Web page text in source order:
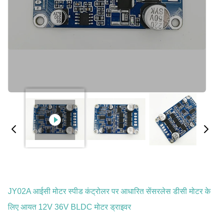
JY02A आईसी मोटर स्पीड कंट्रोलर पर आधारित सेंसरलेस डीसी मोटर के
लिए आयत 12V 36V BLDC मोटर ड्राइवर